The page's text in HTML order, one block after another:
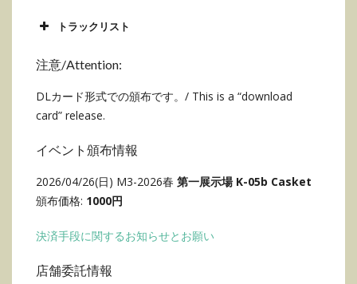
トラックリスト
注意/Attention:
DLカード形式での頒布です。/ This is a “download
card” release.
イベント頒布情報
2026/04/26(日) M3-2026春 第一展示場 K-05b Casket
頒布価格: 1000円
決済手段に関するお知らせとお願い
店舗委託情報